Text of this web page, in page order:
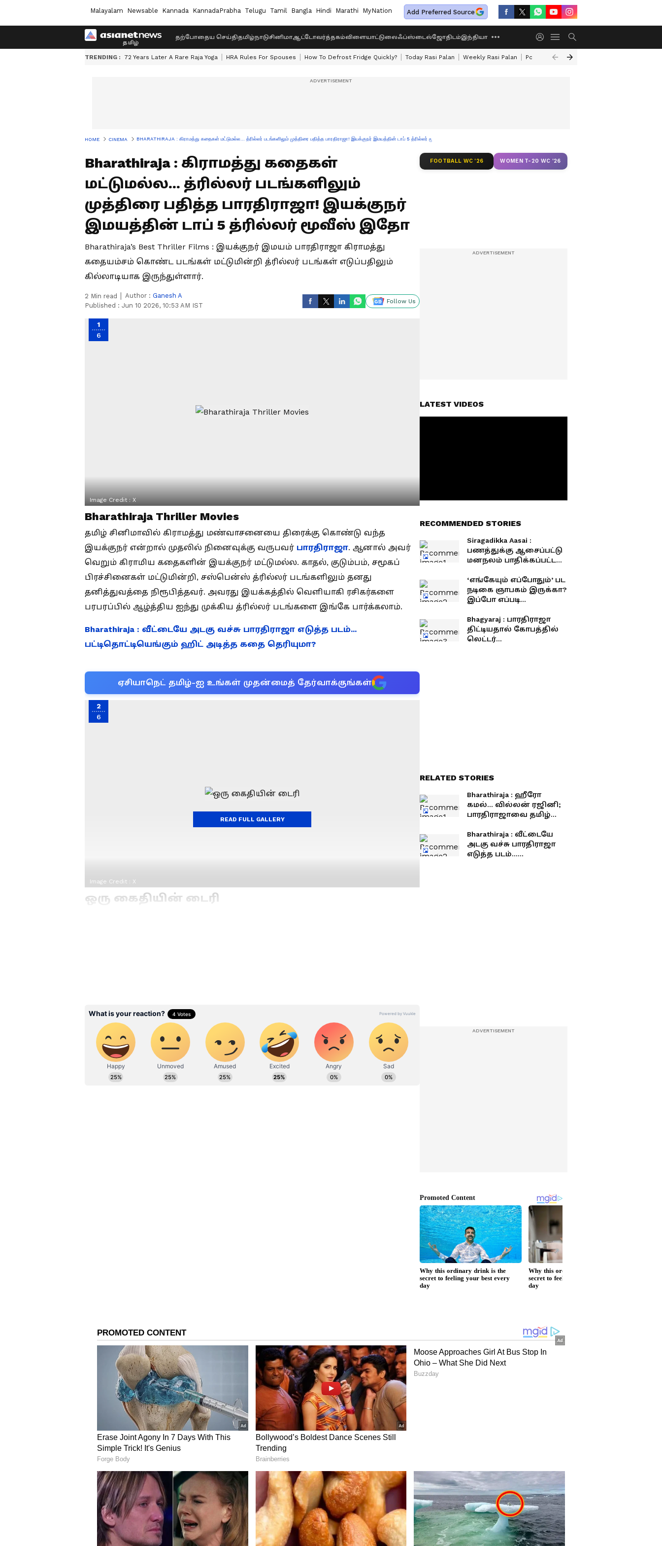
Malayalam Newsable Kannada KannadaPrabha Telugu Tamil Bangla Hindi Marathi MyNation Add Preferred Source
தற்போதைய செய்திதமிழ்நாடுசினிமாஆட்டோவர்த்தகம்விளையாட்டுலைஃப்ஸ்டைல்ஜோதிடம்இந்தியா
TRENDING : 72 Years Later A Rare Raja Yoga HRA Rules For Spouses How To Defrost Fridge Quickly? Today Rasi Palan Weekly Rasi Palan Powerful Rahu Transit
HOME CINEMA BHARATHIRAJA : கிராமத்து கதைகள் மட்டுமல்ல... த்ரில்லர் படங்களிலும் முத்திரை பதித்த பாரதிராஜா! இயக்குநர் இமயத்தின் டாப் 5 த்ரில்லர் மூவீஸ் இதோ
Bharathiraja : கிராமத்து கதைகள்
மட்டுமல்ல... த்ரில்லர் படங்களிலும்
முத்திரை பதித்த பாரதிராஜா! இயக்குநர்
இமயத்தின் டாப் 5 த்ரில்லர் மூவீஸ் இதோ
Bharathiraja’s Best Thriller Films : இயக்குநர் இமயம் பாரதிராஜா கிராமத்து
கதையம்சம் கொண்ட படங்கள் மட்டுமின்றி த்ரில்லர் படங்கள் எடுப்பதிலும்
கில்லாடியாக இருந்துள்ளார்.
2 Min read Author : Ganesh A
Published : Jun 10 2026, 10:53 AM IST
Follow Us
1
6
Image Credit : X
Bharathiraja Thriller Movies
தமிழ் சினிமாவில் கிராமத்து மண்வாசனையை திரைக்கு கொண்டு வந்த
இயக்குநர் என்றால் முதலில் நினைவுக்கு வருபவர் பாரதிராஜா. ஆனால் அவர்
வெறும் கிராமிய கதைகளின் இயக்குநர் மட்டுமல்ல. காதல், குடும்பம், சமூகப்
பிரச்சினைகள் மட்டுமின்றி, சஸ்பென்ஸ் த்ரில்லர் படங்களிலும் தனது
தனித்துவத்தை நிரூபித்தவர். அவரது இயக்கத்தில் வெளியாகி ரசிகர்களை
பரபரப்பில் ஆழ்த்திய ஐந்து முக்கிய த்ரில்லர் படங்களை இங்கே பார்க்கலாம்.
Bharathiraja : வீட்டையே அடகு வச்சு பாரதிராஜா எடுத்த படம்...
பட்டிதொட்டியெங்கும் ஹிட் அடித்த கதை தெரியுமா?
ஏசியாநெட் தமிழ்-ஐ உங்கள் முதன்மைத் தேர்வாக்குங்கள்
2
6
Image Credit : X
ஒரு கைதியின் டைரி
Related Articles
Bharathiraja : ஹீரோ கமல்...
வில்லன் ரஜினி;
Bharathiraja : வீட்டையே
அடகு வச்சு பாரதிராஜா
Image Credit : X
கேப்டன் மகள்
அதிரடி மற்றும் அரசியல் சதியை மையமாக வைத்து உருவான இந்த படத்தில்
குஷ்பூ முக்கிய கதாபாத்திரத்தில் நடித்திருந்தார். பிரதமரின் உயிருக்கு ஆபத்து
ஏற்படுத்தும் சதித்திட்டத்தை முறியடிக்க முயலும் பெண்ணின் கதையாக படம்
நகர்கிறது. பரபரப்பான திரைக்கதை மற்றும் வேகமான காட்சிகளால் இந்த படம்
ரசிகர்களை கவர்ந்தது. மேலும், பாரதிராஜா இயக்கத்தில் குஷ்பூ நடித்த ஒரே படம்
இது என்பது குறிப்பிடத்தக்கது.
READ FULL GALLERY
FOOTBALL WC '26 WOMEN T-20 WC '26
LATEST VIDEOS
RECOMMENDED STORIES
Siragadikka Aasai :
பணத்துக்கு ஆசைப்பட்டு
மனநலம் பாதிக்கப்பட்ட
மனோஜ்... காத்திருக்கும்
செம ட்விஸ்ட்
‘எங்கேயும் எப்போதும்’ பட
நடிகை ஞாபகம் இருக்கா?
இப்போ எப்படி
Bhagyaraj : பாரதிராஜா
திட்டியதால் கோபத்தில்
லெட்டர்
RELATED STORIES
Bharathiraja : ஹீரோ
கமல்... வில்லன் ரஜினி;
பாரதிராஜாவை தமிழ்
செட்டராக மாற்றிய படம்
பற்றி தெரியுமா?
Bharathiraja : வீட்டையே
அடகு வச்சு பாரதிராஜா
எடுத்த படம்...